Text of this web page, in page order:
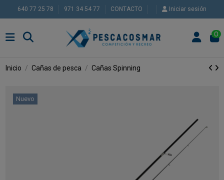
640 77 25 78 971 34 54 77 CONTACTO Iniciar sesión
0
Inicio Cañas de pesca Cañas Spinning
Nuevo